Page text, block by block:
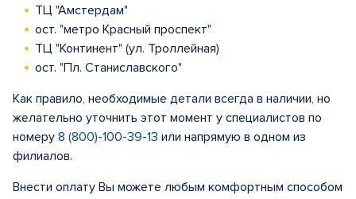
ТЦ "Амстердам"
ост. "метро Красный проспект"
ТЦ "Континент" (ул. Троллейная)
ост. "Пл. Станиславского"
Как правило, необходимые детали всегда в наличии, но
желательно уточнить этот момент у специалистов по
номеру 8 (800)-100-39-13 или напрямую в одном из
филиалов.
Внести оплату Вы можете любым комфортным способом